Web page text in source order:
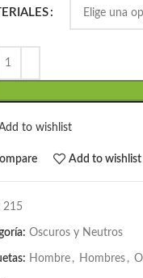
to wishlist
Add to wishlist
215
Oscuros y Neutros
Hombre , Hombres ,